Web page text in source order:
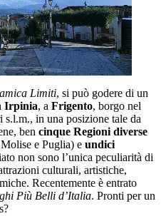
Limiti, si può godere di un
Irpinia, a Frigento, borgo nel
s.l.m., in una posizione tale da
ben cinque Regioni diverse
e Puglia) e undici
non sono l’unica peculiarità di
culturali, artistiche,
Recentemente è entrato
Più Belli d’Italia. Pronti per un